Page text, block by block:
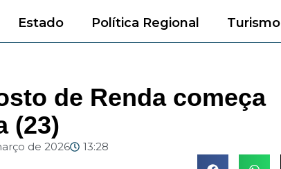
Estado Política Regional Turismo
de Renda começa
(23)
de 2026 13:28